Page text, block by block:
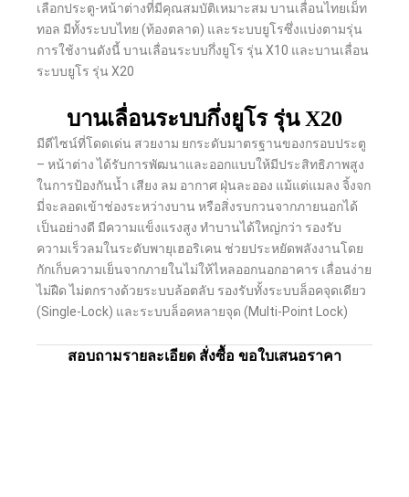
เลือกประตู-หน้าต่างที่มีคุณสมบัติเหมาะสม บานเลื่อนไทยเม็ท
ทอล มีทั้งระบบไทย (ท้องตลาด) และระบบยูโรซึ่งแบ่งตามรุ่น
การใช้งานดังนี้ บานเลื่อนระบบกึ่งยูโร รุ่น X10 และบานเลื่อน
ระบบยูโร รุ่น X20
บานเลื่อนระบบกึ่งยูโร รุ่น X20
มีดีไซน์ที่โดดเด่น สวยงาม ยกระดับมาตรฐานของกรอบประตู
– หน้าต่าง ได้รับการพัฒนาและออกแบบให้มีประสิทธิภาพสูง
ในการป้องกันน้ำ เสียง ลม อากาศ ฝุ่นละออง แม้แต่แมลง จิ้งจก
มี่จะลอดเข้าช่องระหว่างบาน หรือสิ่งรบกวนจากภายนอกได้
เป็นอย่างดี มีความแข็งแรงสูง ทำบานได้ใหญ่กว่า รองรับ
ความเร็วลมในระดับพายุเฮอริเคน ช่วยประหยัดพลังงานโดย
กักเก็บความเย็นจากภายในไม่ให้ไหลออกนอกอาคาร เลื่อนง่าย
ไม่ฝืด ไม่ตกรางด้วยระบบล้อตลับ รองรับทั้งระบบล็อคจุดเดียว
(Single-Lock) และระบบล็อคหลายจุด (Multi-Point Lock)
สอบถามรายละเอียด สั่งซื้อ ขอใบเสนอราคา